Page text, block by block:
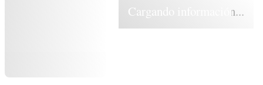
Cargando información...